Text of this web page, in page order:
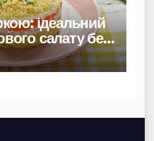
ідеальний
салату без